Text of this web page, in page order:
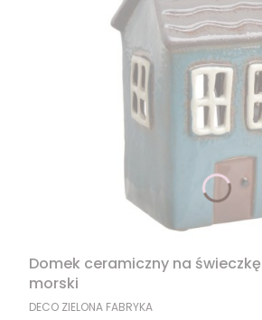
Domek ceramiczny na
morski
PRODUCENT
DECO ZIELONA FABRYKA